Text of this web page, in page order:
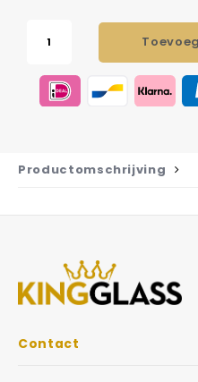
Productomschrijving
Contact